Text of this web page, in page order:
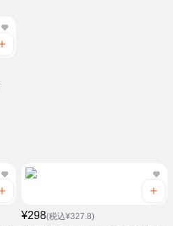
¥298(税込¥327.8)